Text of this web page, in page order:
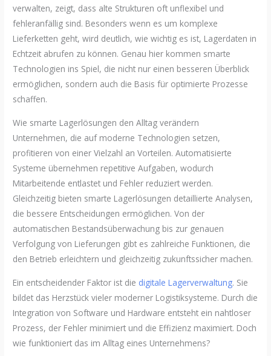
verwalten, zeigt, dass alte Strukturen oft unflexibel und
fehleranfällig sind. Besonders wenn es um komplexe
Lieferketten geht, wird deutlich, wie wichtig es ist, Lagerdaten in
Echtzeit abrufen zu können. Genau hier kommen smarte
Technologien ins Spiel, die nicht nur einen besseren Überblick
ermöglichen, sondern auch die Basis für optimierte Prozesse
schaffen.
Wie smarte Lagerlösungen den Alltag verändern
Unternehmen, die auf moderne Technologien setzen,
profitieren von einer Vielzahl an Vorteilen. Automatisierte
Systeme übernehmen repetitive Aufgaben, wodurch
Mitarbeitende entlastet und Fehler reduziert werden.
Gleichzeitig bieten smarte Lagerlösungen detaillierte Analysen,
die bessere Entscheidungen ermöglichen. Von der
automatischen Bestandsüberwachung bis zur genauen
Verfolgung von Lieferungen gibt es zahlreiche Funktionen, die
den Betrieb erleichtern und gleichzeitig zukunftssicher machen.
Ein entscheidender Faktor ist die digitale Lagerverwaltung. Sie
bildet das Herzstück vieler moderner Logistiksysteme. Durch die
Integration von Software und Hardware entsteht ein nahtloser
Prozess, der Fehler minimiert und die Effizienz maximiert. Doch
wie funktioniert das im Alltag eines Unternehmens?